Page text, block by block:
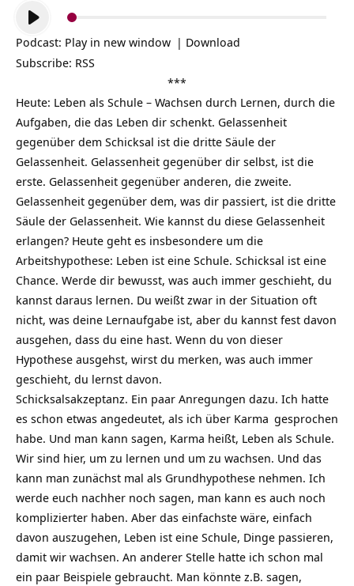
Audio-
Player
Podcast: Play in new window | Download
Subscribe: RSS
***
Heute: Leben als Schule – Wachsen durch Lernen, durch die
Aufgaben, die das Leben dir schenkt. Gelassenheit
gegenüber dem Schicksal ist die dritte Säule der
Gelassenheit. Gelassenheit gegenüber dir selbst, ist die
erste. Gelassenheit gegenüber anderen, die zweite.
Gelassenheit gegenüber dem, was dir passiert, ist die dritte
Säule der Gelassenheit. Wie kannst du diese Gelassenheit
erlangen? Heute geht es insbesondere um die
Arbeitshypothese: Leben ist eine Schule. Schicksal ist eine
Chance. Werde dir bewusst, was auch immer geschieht, du
kannst daraus lernen. Du weißt zwar in der Situation oft
nicht, was deine Lernaufgabe ist, aber du kannst fest davon
ausgehen, dass du eine hast. Wenn du von dieser
Hypothese ausgehst, wirst du merken, was auch immer
geschieht, du lernst davon.
Schicksalsakzeptanz. Ein paar Anregungen dazu. Ich hatte
es schon etwas angedeutet, als ich über Karma gesprochen
habe. Und man kann sagen, Karma heißt, Leben als Schule.
Wir sind hier, um zu lernen und um zu wachsen. Und das
kann man zunächst mal als Grundhypothese nehmen. Ich
werde euch nachher noch sagen, man kann es auch noch
komplizierter haben. Aber das einfachste wäre, einfach
davon auszugehen, Leben ist eine Schule, Dinge passieren,
damit wir wachsen. An anderer Stelle hatte ich schon mal
ein paar Beispiele gebraucht. Man könnte z.B. sagen,